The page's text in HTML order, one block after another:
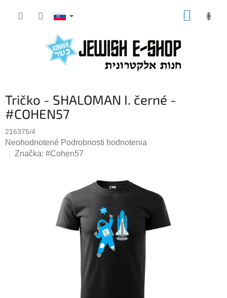
Tričko - SHALOMAN I. černé -
#COHEN57
216375/4
Priemerné
hodnotenie
Neohodnotené Podrobnosti hodnotenia
Značka: #Cohen57